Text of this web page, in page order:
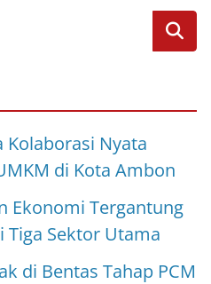
Kolaborasi Nyata
di Kota Ambon
Ekonomi Tergantung
Tiga Sektor Utama
di Bentas Tahap PCM